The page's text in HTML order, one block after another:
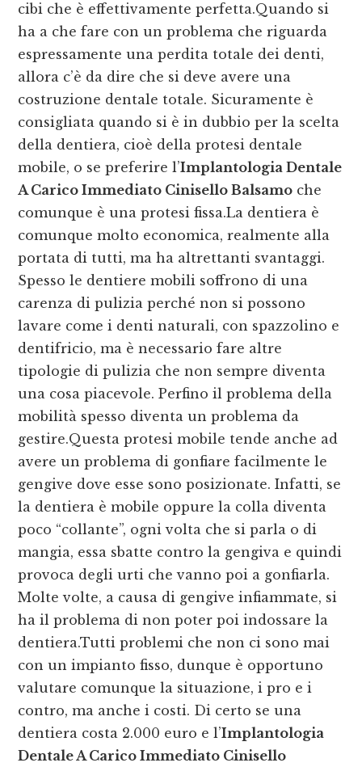
cibi che è effettivamente perfetta.Quando si
ha a che fare con un problema che riguarda
espressamente una perdita totale dei denti,
allora c’è da dire che si deve avere una
costruzione dentale totale. Sicuramente è
consigliata quando si è in dubbio per la scelta
della dentiera, cioè della protesi dentale
mobile, o se preferire l’Implantologia Dentale
A Carico Immediato Cinisello Balsamo che
comunque è una protesi fissa.La dentiera è
comunque molto economica, realmente alla
portata di tutti, ma ha altrettanti svantaggi.
Spesso le dentiere mobili soffrono di una
carenza di pulizia perché non si possono
lavare come i denti naturali, con spazzolino e
dentifricio, ma è necessario fare altre
tipologie di pulizia che non sempre diventa
una cosa piacevole. Perfino il problema della
mobilità spesso diventa un problema da
gestire.Questa protesi mobile tende anche ad
avere un problema di gonfiare facilmente le
gengive dove esse sono posizionate. Infatti, se
la dentiera è mobile oppure la colla diventa
poco “collante”, ogni volta che si parla o di
mangia, essa sbatte contro la gengiva e quindi
provoca degli urti che vanno poi a gonfiarla.
Molte volte, a causa di gengive infiammate, si
ha il problema di non poter poi indossare la
dentiera.Tutti problemi che non ci sono mai
con un impianto fisso, dunque è opportuno
valutare comunque la situazione, i pro e i
contro, ma anche i costi. Di certo se una
dentiera costa 2.000 euro e l’Implantologia
Dentale A Carico Immediato Cinisello